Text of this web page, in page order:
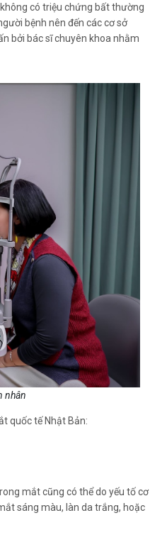
có triệu chứng bất thường
bệnh nên đến các cơ sở
bởi bác sĩ chuyên khoa nhằm
nhân
quốc tế Nhật Bản:
mắt cũng có thể do yếu tố cơ
sáng màu, làn da trắng, hoặc